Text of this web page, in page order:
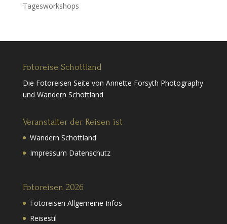
Tagesworkshops
Fotoreise Schottland
Die Fotoreisen Seite von Annette Forsyth Photography
und Wandern Schottland
Veranstalter der Reisen ist
Wandern Schottland
Impressum Datenschutz
Fotoreisen 2026
Fotoreisen Allgemeine Infos
Reisestil